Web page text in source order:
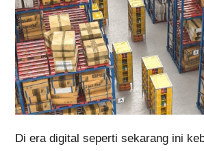
Di era digital seperti sekarang ini